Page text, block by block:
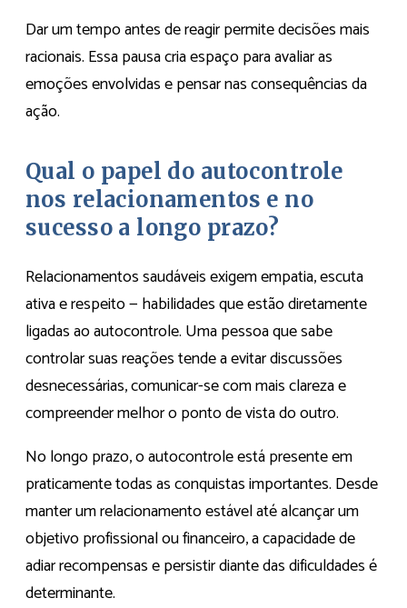
Dar um tempo antes de reagir permite decisões mais
racionais. Essa pausa cria espaço para avaliar as
emoções envolvidas e pensar nas consequências da
ação.
Qual o papel do autocontrole
nos relacionamentos e no
sucesso a longo prazo?
Relacionamentos saudáveis exigem empatia, escuta
ativa e respeito — habilidades que estão diretamente
ligadas ao autocontrole. Uma pessoa que sabe
controlar suas reações tende a evitar discussões
desnecessárias, comunicar-se com mais clareza e
compreender melhor o ponto de vista do outro.
No longo prazo, o autocontrole está presente em
praticamente todas as conquistas importantes. Desde
manter um relacionamento estável até alcançar um
objetivo profissional ou financeiro, a capacidade de
adiar recompensas e persistir diante das dificuldades é
determinante.